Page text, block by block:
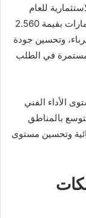
للعام
المالي 2026 و2027، والتي تستهدف ضخ استثمارات بقيمة 2.560
وتحسين جودة
في الطلب
الأداء الفني
بالمناطق
وتحسين مستوى